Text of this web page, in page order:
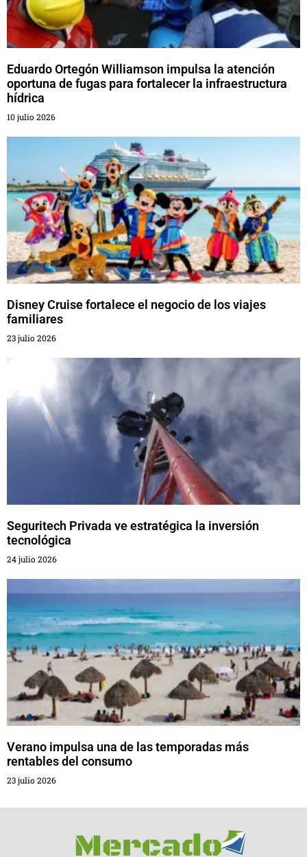
Eduardo Ortegón Williamson impulsa la atención
oportuna de fugas para fortalecer la infraestructura
hídrica
10 julio 2026
Disney Cruise fortalece el negocio de los viajes
familiares
23 julio 2026
Seguritech Privada ve estratégica la inversión
tecnológica
24 julio 2026
Verano impulsa una de las temporadas más
rentables del consumo
23 julio 2026